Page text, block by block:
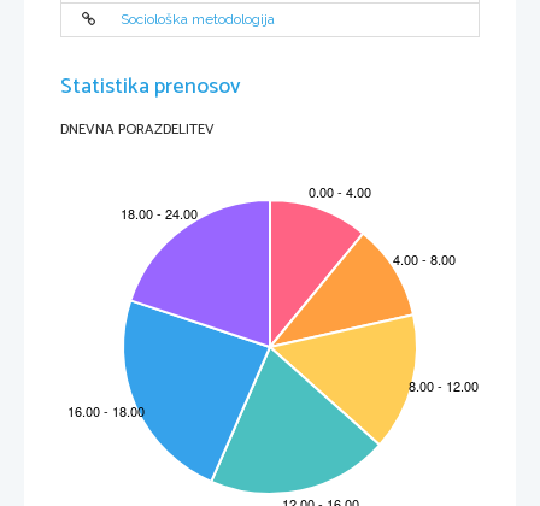
Sociološka metodologija
Statistika prenosov
DNEVNA PORAZDELITEV